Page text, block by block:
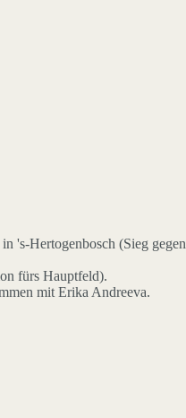
's-Hertogenbosch (Sieg gegen
fürs Hauptfeld).
mit Erika Andreeva.